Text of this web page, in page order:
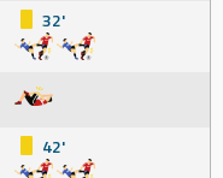
32'
42'